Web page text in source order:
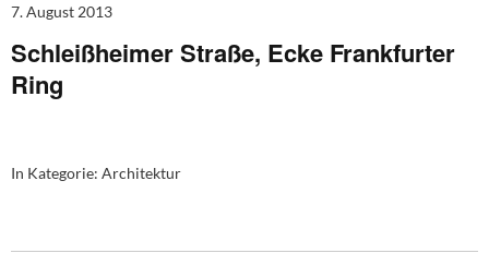
7. August 2013
Schleißheimer Straße, Ecke Frankfurter
Ring
In Kategorie: Architektur